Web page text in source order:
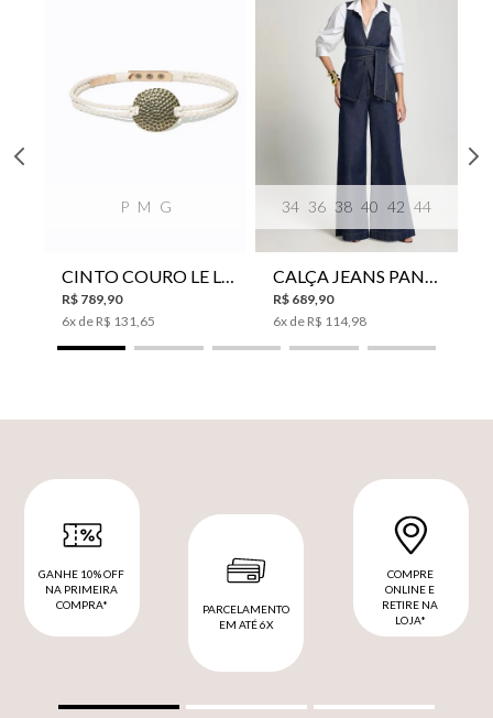
P M G
R$ 789 90
6x de R$ 131 65
34 36 38 40 42 44
R$ 689 90
6x de R$ 114, 98
GANHE 10% OFF
NA PRIMEIRA
COMPRA*
PARCELAMENTO
EM ATÉ 6X
COMPRE
ONLINE E
RETIRE NA
LOJA*